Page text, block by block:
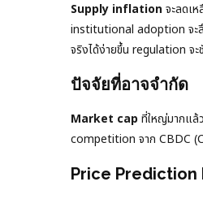
Supply inflation จะลดเ
institutional adoption จะ
จริงได้ง่ายขึ้น regulation จ
ปัจจัยที่อาจจำกัด
Market cap ที่ใหญ่มากแล้
competition จาก CBDC
Price Prediction